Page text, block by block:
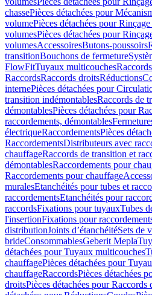
chassePièces détachées pour
volumePièces détachées pour
volumesPièces détachées pour
volumesAccessoiresButons-poussoirs
transitionBouchons de fermeture
FlowFitTuyaux multicouchesRaccords
RaccordsRaccords droitsRéductions
internePièces détachées pour
transition indémontablesRaccords de
démontablesPièces détachées pour
raccordements, démontables
électriqueRaccordementsPièces
RaccordementsDistributeurs avec
chauffageRaccords de transition et
démontablesRaccordements pour
Raccordements pour chauffage
muralesEtanchéités pour tubes et
raccordementsEtanchéités pour
raccordsFixations pour tuyauxTubes
l'insertionFixations pour
distributionJoints d’étanchéitéSets de
brideConsommablesGeberit Mepla
détachées pour Tuyaux multicouches
chauffagePièces détachées pour
chauffageRaccordsPièces détachées
droitsPièces détachées pour Raccords